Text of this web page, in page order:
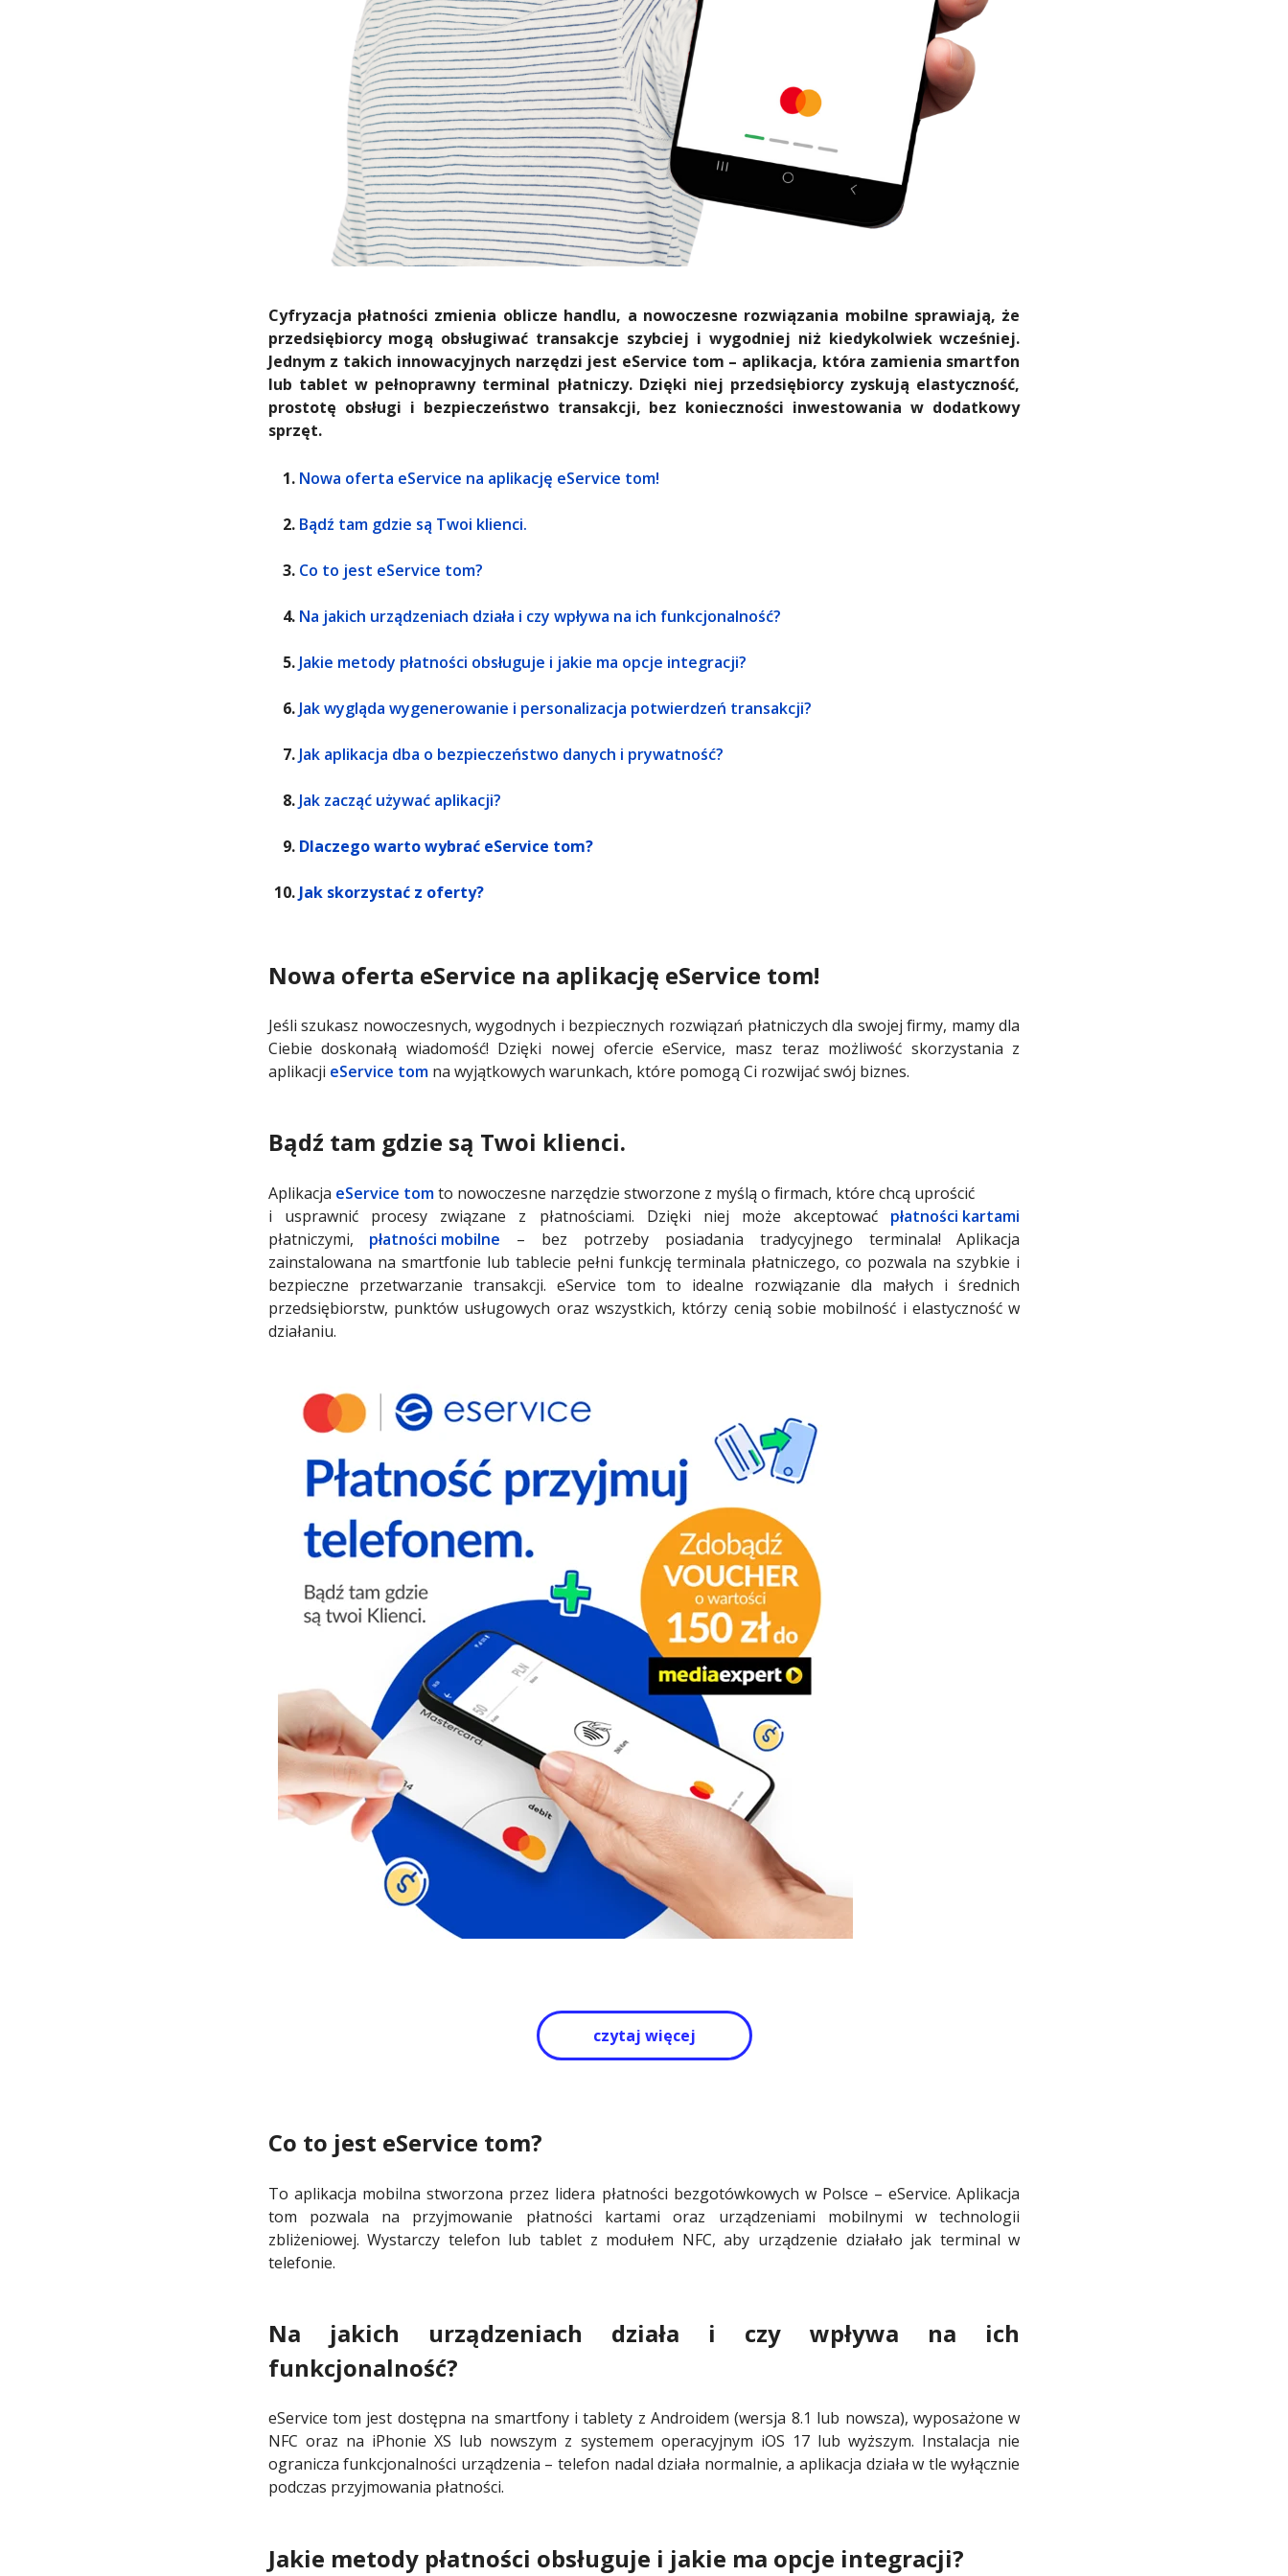
Cyfryzacja płatności zmienia oblicze handlu, a nowoczesne rozwiązania mobilne sprawiają, że
przedsiębiorcy mogą obsługiwać transakcje szybciej i wygodniej niż kiedykolwiek wcześniej.
Jednym z takich innowacyjnych narzędzi jest eService tom – aplikacja, która zamienia smartfon
lub tablet w pełnoprawny terminal płatniczy. Dzięki niej przedsiębiorcy zyskują elastyczność,
prostotę obsługi i bezpieczeństwo transakcji, bez konieczności inwestowania w dodatkowy
sprzęt.
Nowa oferta eService na aplikację eService tom!
Bądź tam gdzie są Twoi klienci.
Co to jest eService tom?
Na jakich urządzeniach działa i czy wpływa na ich funkcjonalność?
Jakie metody płatności obsługuje i jakie ma opcje integracji?
Jak wygląda wygenerowanie i personalizacja potwierdzeń transakcji?
Jak aplikacja dba o bezpieczeństwo danych i prywatność?
Jak zacząć używać aplikacji?
Dlaczego warto wybrać eService tom?
Jak skorzystać z oferty?
Nowa oferta eService na aplikację eService tom!
Jeśli szukasz nowoczesnych, wygodnych i bezpiecznych rozwiązań płatniczych dla swojej firmy, mamy dla
Ciebie doskonałą wiadomość! Dzięki nowej ofercie eService, masz teraz możliwość skorzystania z
aplikacji eService tomna wyjątkowych warunkach, które pomogą Ci rozwijać swój biznes.
Bądź tam gdzie są Twoi klienci.
Aplikacja eService tomto nowoczesne narzędzie stworzone z myślą o firmach, które chcą uprościć
i usprawnić procesy związane z płatnościami. Dzięki niej może akceptować płatności kartami
płatniczymi, płatności mobilne – bez potrzeby posiadania tradycyjnego terminala! Aplikacja
zainstalowana na smartfonie lub tablecie pełni funkcję terminala płatniczego, co pozwala na szybkie i
bezpieczne przetwarzanie transakcji. eService tom to idealne rozwiązanie dla małych i średnich
przedsiębiorstw, punktów usługowych oraz wszystkich, którzy cenią sobie mobilność i elastyczność w
działaniu.
czytaj więcej
Co to jest eService tom?
To aplikacja mobilna stworzona przez lidera płatności bezgotówkowych w Polsce – eService. Aplikacja
tom pozwala na przyjmowanie płatności kartami oraz urządzeniami mobilnymi w technologii
zbliżeniowej. Wystarczy telefon lub tablet z modułem NFC, aby urządzenie działało jak terminal w
telefonie.
Na jakich urządzeniach działa i czy wpływa na ich
funkcjonalność?
eService tom jest dostępna na smartfony i tablety z Androidem (wersja 8.1 lub nowsza), wyposażone w
NFC oraz na iPhonie XS lub nowszym z systemem operacyjnym iOS 17 lub wyższym. Instalacja nie
ogranicza funkcjonalności urządzenia – telefon nadal działa normalnie, a aplikacja działa w tle wyłącznie
podczas przyjmowania płatności.
Jakie metody płatności obsługuje i jakie ma opcje integracji?